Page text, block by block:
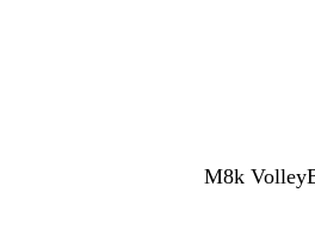
M8k